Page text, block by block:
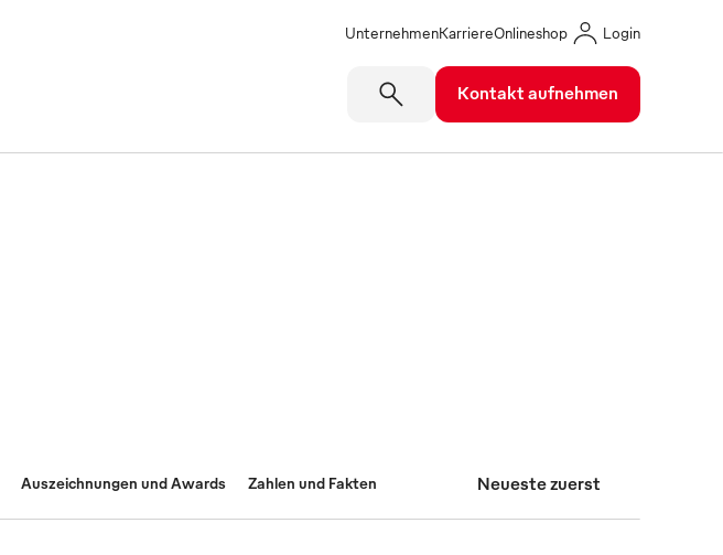
UnternehmenKarriereOnlineshop Login
Kontakt aufnehmen
Auszeichnungen und Awards Zahlen und Fakten Neueste zuerst